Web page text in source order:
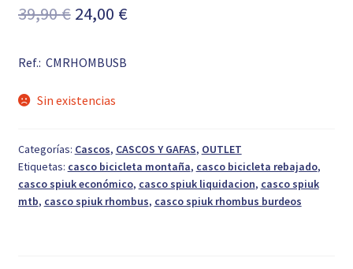
39,90€ El
original
era:
24,00 €El
Ref.: CMRHOMBUSB
Sin existencias
Categorías: Cascos, CASCOS Y GAFAS, OUTLET
Etiquetas: casco bicicleta montaña, casco bicicleta rebajado,
casco spiuk económico, casco spiuk liquidacion, casco spiuk
mtb, casco spiuk rhombus, casco spiuk rhombus burdeos